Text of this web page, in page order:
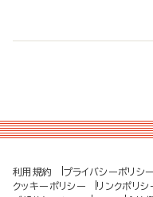
利用規約 プライバシーポリシー
クッキーポリシー
リンクポリシ